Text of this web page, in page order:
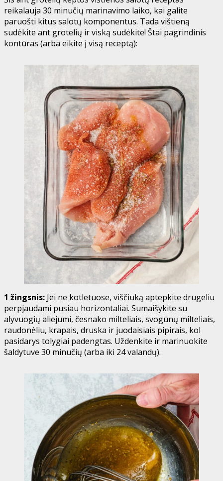
reikalauja 30 minučių marinavimo laiko, kai galite
paruošti kitus salotų komponentus. Tada vištieną
sudėkite ant grotelių ir viską sudėkite! Štai pagrindinis
kontūras (arba eikite į visą receptą):
1 žingsnis: Jei ne kotletuose, viščiuką aptepkite drugeliu
perpjaudami pusiau horizontaliai. Sumaišykite su
alyvuogių aliejumi, česnako milteliais, svogūnų milteliais,
raudonėliu, krapais, druska ir juodaisiais pipirais, kol
pasidarys tolygiai padengtas. Uždenkite ir marinuokite
šaldytuve 30 minučių (arba iki 24 valandų).